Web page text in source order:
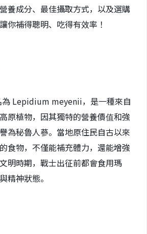
養成分、最佳攝取方式，以及選購
你補得聰明、吃得有效率！
為 Lepidium meyenii，是一種來自
原植物，因其獨特的營養價值和強
為秘魯人蔘。當地原住民自古以來
食物，不僅能補充體力，還能增強
明時期，戰士出征前都會食用瑪
精神狀態。